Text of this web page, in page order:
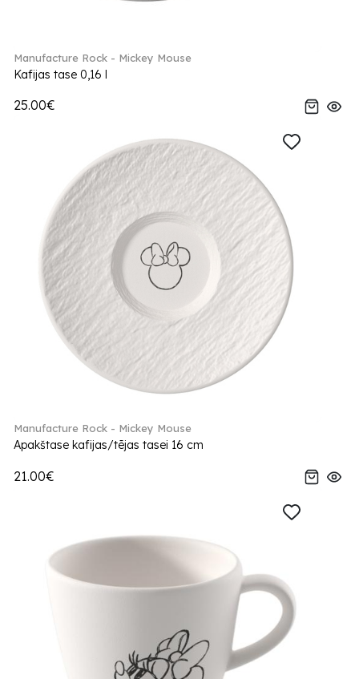
Manufacture Rock - Mickey Mouse
Kafijas tase 0,16 l
25.00€
Manufacture Rock - Mickey Mouse
Apakštase kafijas/tējas tasei 16 cm
21.00€